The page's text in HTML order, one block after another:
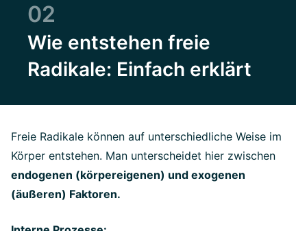
02
Wie entstehen freie
Radikale: Einfach erklärt
Freie Radikale können auf unterschiedliche Weise im
Körper entstehen. Man unterscheidet hier zwischen
endogenen (körpereigenen) und exogenen
(äußeren) Faktoren.